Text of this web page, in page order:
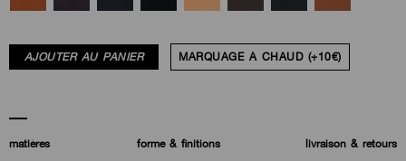
AJOUTER AU PANIER MARQUAGE À CHAUD (+10€)
matières forme & finitions
livraison & retours